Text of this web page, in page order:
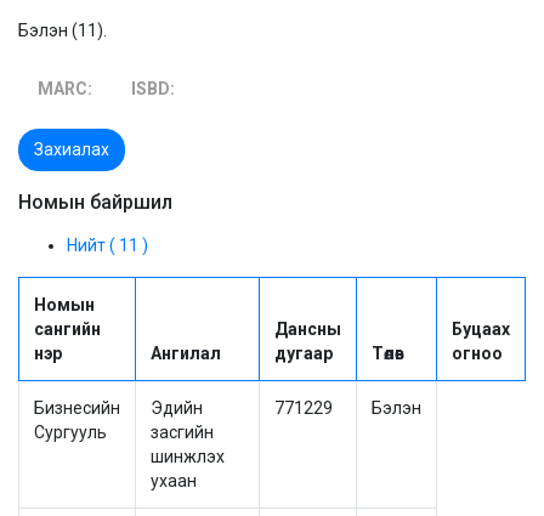
Бэлэн (11).
MARC: ISBD:
Захиалах
Номын байршил
Нийт ( 11 )
Номын
сангийн
нэр
Ангилал
Дансны
дугаар
Төлөв
Буцаах
огноо
Бизнесийн
Сургууль
Эдийн
засгийн
шинжлэх
ухаан
771229 Бэлэн